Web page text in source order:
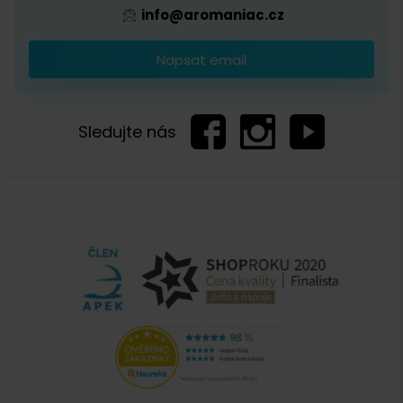
Dobrý den. Jaké jsou rozměry tohoto mlýnku. Děkuji
Hezký den, milý Petře, výška mlýnku bez kopule
Zobrazit další komentáře
info@aromaniac.cz
Napsat email
Sledujte nás